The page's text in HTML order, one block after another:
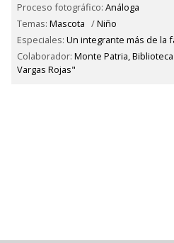
Proceso fotográfico: Análoga
Temas: Mascota /Niño
Especiales: Un integrante más de la
Colaborador: Monte Patria,
Vargas Rojas"